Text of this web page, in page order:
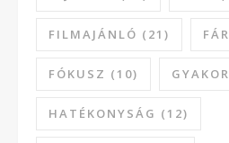
FILMAJÁNLÓ (21)
FÓKUSZ (10)
HATÉKONYSÁG (12)